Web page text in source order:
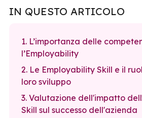
IN QUESTO ARTICOLO
1. L’importanza delle
l’Employability
2. Le Employability Skill e il
loro sviluppo
3. Valutazione dell'impatto
Skill sul successo dell'azienda